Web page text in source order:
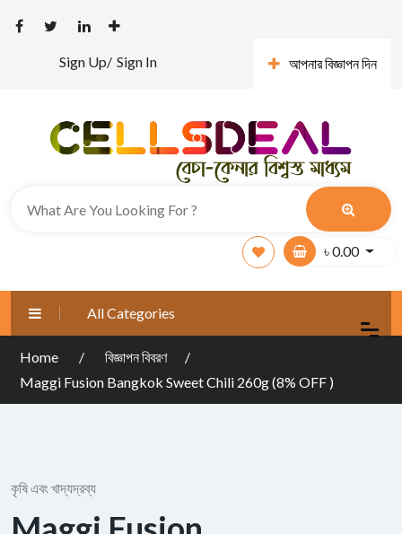
Sign Up/ Sign In আপনার বিজ্ঞাপন দিন
৳0.00
All Categories
Home
বিজ্ঞাপন বিবরণ
Maggi Fusion Bangkok Sweet Chili 260g (8% OFF )
কৃষি এবং খাদ্যদ্রব্য